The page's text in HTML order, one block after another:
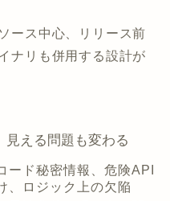
ース中心、リリース前
ナリも併用する設計が
見える問題も変わる
ード秘密情報、危険API
、ロジック上の欠陥